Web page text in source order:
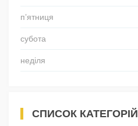
пʼятниця
субота
неділя
СПИСОК КАТЕГОРІЙ